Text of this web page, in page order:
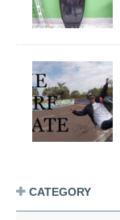
CATEGORY